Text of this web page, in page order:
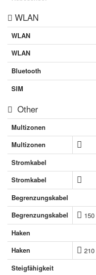
WLAN
WLAN
WLAN
Bluetooth
SIM
Other
Multizonen
Multizonen
Stromkabel
Stromkabel
Begrenzungskabel
Begrenzungskabel
Haken
Haken
Steigfähigkeit